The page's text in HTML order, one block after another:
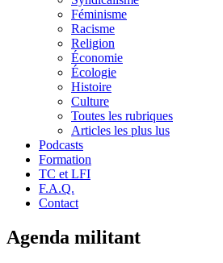
Féminisme
Racisme
Religion
Économie
Écologie
Histoire
Culture
Toutes les rubriques
Articles les plus lus
Podcasts
Formation
TC et LFI
F.A.Q.
Contact
Agenda militant